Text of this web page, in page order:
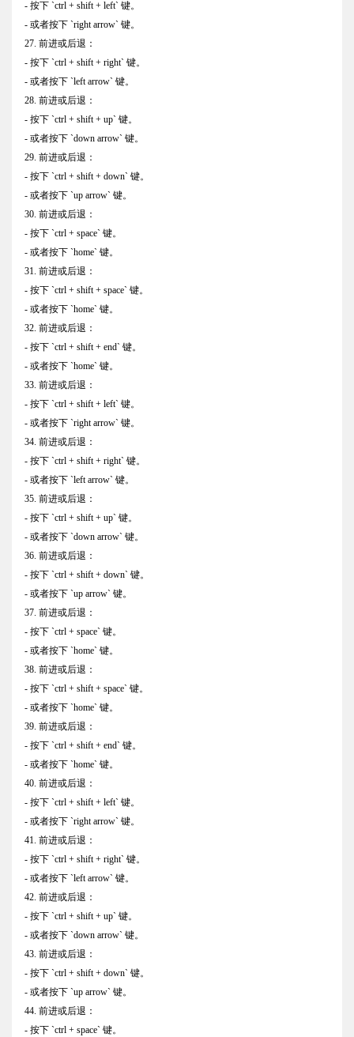
- 按下 `ctrl + shift + left` 键。
- 或者按下 `right arrow` 键。
27. 前进或后退：
- 按下 `ctrl + shift + right` 键。
- 或者按下 `left arrow` 键。
28. 前进或后退：
- 按下 `ctrl + shift + up` 键。
- 或者按下 `down arrow` 键。
29. 前进或后退：
- 按下 `ctrl + shift + down` 键。
- 或者按下 `up arrow` 键。
30. 前进或后退：
- 按下 `ctrl + space` 键。
- 或者按下 `home` 键。
31. 前进或后退：
- 按下 `ctrl + shift + space` 键。
- 或者按下 `home` 键。
32. 前进或后退：
- 按下 `ctrl + shift + end` 键。
- 或者按下 `home` 键。
33. 前进或后退：
- 按下 `ctrl + shift + left` 键。
- 或者按下 `right arrow` 键。
34. 前进或后退：
- 按下 `ctrl + shift + right` 键。
- 或者按下 `left arrow` 键。
35. 前进或后退：
- 按下 `ctrl + shift + up` 键。
- 或者按下 `down arrow` 键。
36. 前进或后退：
- 按下 `ctrl + shift + down` 键。
- 或者按下 `up arrow` 键。
37. 前进或后退：
- 按下 `ctrl + space` 键。
- 或者按下 `home` 键。
38. 前进或后退：
- 按下 `ctrl + shift + space` 键。
- 或者按下 `home` 键。
39. 前进或后退：
- 按下 `ctrl + shift + end` 键。
- 或者按下 `home` 键。
40. 前进或后退：
- 按下 `ctrl + shift + left` 键。
- 或者按下 `right arrow` 键。
41. 前进或后退：
- 按下 `ctrl + shift + right` 键。
- 或者按下 `left arrow` 键。
42. 前进或后退：
- 按下 `ctrl + shift + up` 键。
- 或者按下 `down arrow` 键。
43. 前进或后退：
- 按下 `ctrl + shift + down` 键。
- 或者按下 `up arrow` 键。
44. 前进或后退：
- 按下 `ctrl + space` 键。